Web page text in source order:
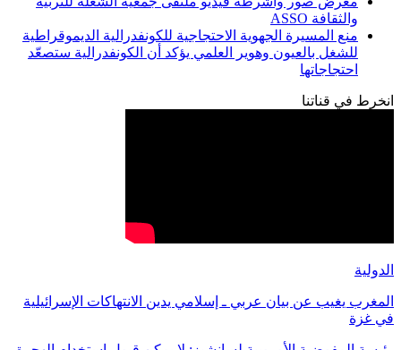
والثقافة ASSO
منع المسيرة الجهوية الاحتجاجية للكونفدرالية الديموقراطية
للشغل بالعيون وهوير العلمي يؤكد أن الكونفدرالية ستصعّد
احتجاجاتها
انخرط في قناتنا
الدولية
المغرب يغيب عن بيان عربي ـ إسلامي يدين الانتهاكات الإسرائيلية
في غزة